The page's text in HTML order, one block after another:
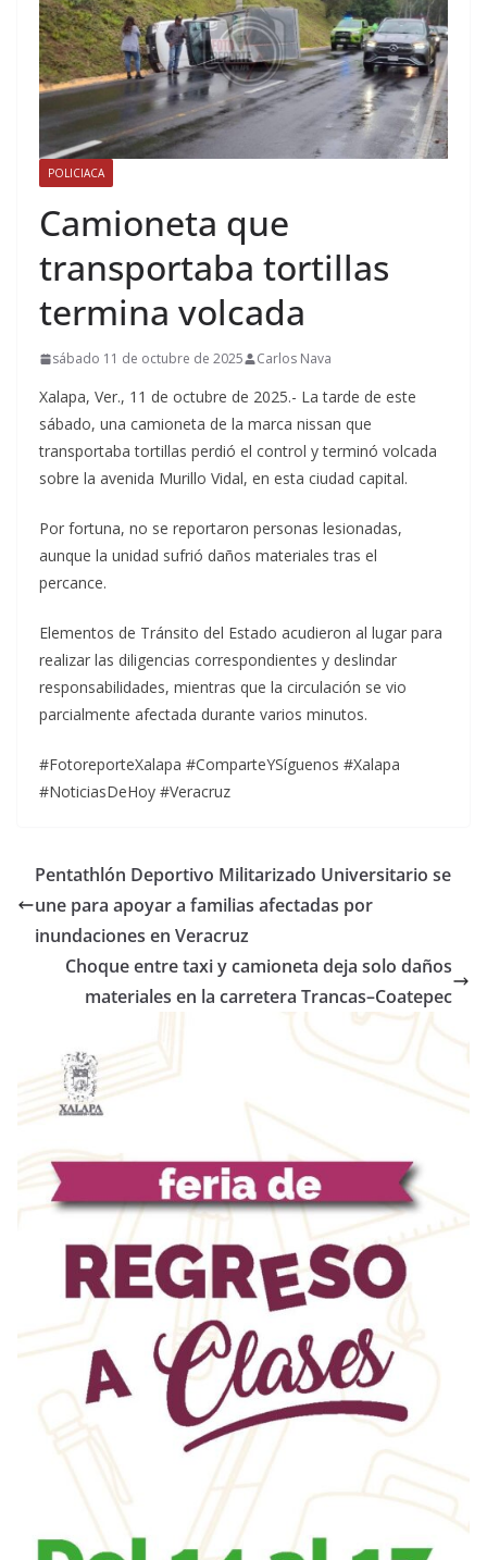
POLICIACA
Camioneta que
transportaba tortillas
termina volcada
sábado 11 de octubre de 2025 Carlos Nava
Xalapa, Ver., 11 de octubre de 2025.- La tarde de este
sábado, una camioneta de la marca nissan que
transportaba tortillas perdió el control y terminó volcada
sobre la avenida Murillo Vidal, en esta ciudad capital.
Por fortuna, no se reportaron personas lesionadas,
aunque la unidad sufrió daños materiales tras el
percance.
Elementos de Tránsito del Estado acudieron al lugar para
realizar las diligencias correspondientes y deslindar
responsabilidades, mientras que la circulación se vio
parcialmente afectada durante varios minutos.
#FotoreporteXalapa #ComparteYSíguenos #Xalapa
#NoticiasDeHoy #Veracruz
Pentathlón Deportivo Militarizado Universitario se
une para apoyar a familias afectadas por
inundaciones en Veracruz
Choque entre taxi y camioneta deja solo daños
materiales en la carretera Trancas–Coatepec